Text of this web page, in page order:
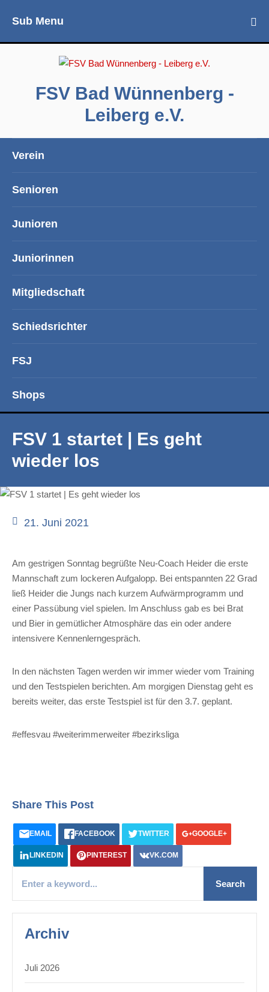
Sub Menu
FSV Bad Wünnenberg -
Leiberg e.V.
Verein
Senioren
Junioren
Juniorinnen
Mitgliedschaft
Schiedsrichter
FSJ
Shops
FSV 1 startet | Es geht
wieder los
21. Juni 2021
Am gestrigen Sonntag begrüßte Neu-Coach Heider die erste
Mannschaft zum lockeren Aufgalopp. Bei entspannten 22 Grad
ließ Heider die Jungs nach kurzem Aufwärmprogramm und
einer Passübung viel spielen. Im Anschluss gab es bei Brat
und Bier in gemütlicher Atmosphäre das ein oder andere
intensivere Kennenlerngespräch.
In den nächsten Tagen werden wir immer wieder vom Training
und den Testspielen berichten. Am morgigen Dienstag geht es
bereits weiter, das erste Testspiel ist für den 3.7. geplant.
#effesvau #weiterimmerweiter #bezirksliga
Share This Post
EMAIL FACEBOOK TWITTER GOOGLE+
LINKEDIN PINTEREST VK.COM
Archiv
Juli 2026